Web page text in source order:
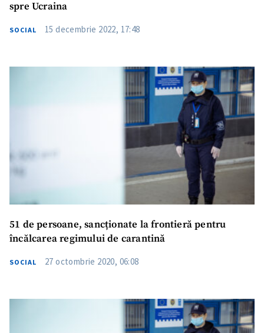
spre Ucraina
SOCIAL 15 decembrie 2022, 17:48
51 de persoane, sancționate la frontieră pentru
încălcarea regimului de carantină
SOCIAL 27 octombrie 2020, 06:08